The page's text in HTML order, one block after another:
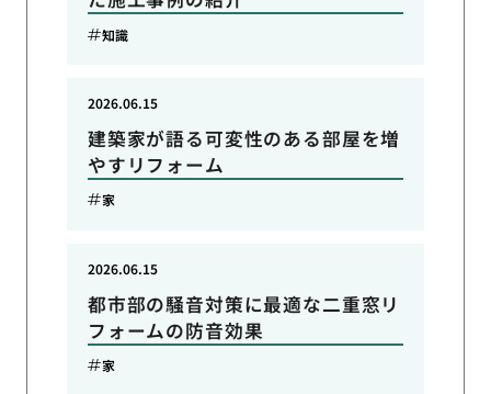
知識
建築家が語る可変性のある部屋を増
やすリフォーム
2026.06.15
家
都市部の騒音対策に最適な二重窓リ
フォームの防音効果
2026.06.15
家